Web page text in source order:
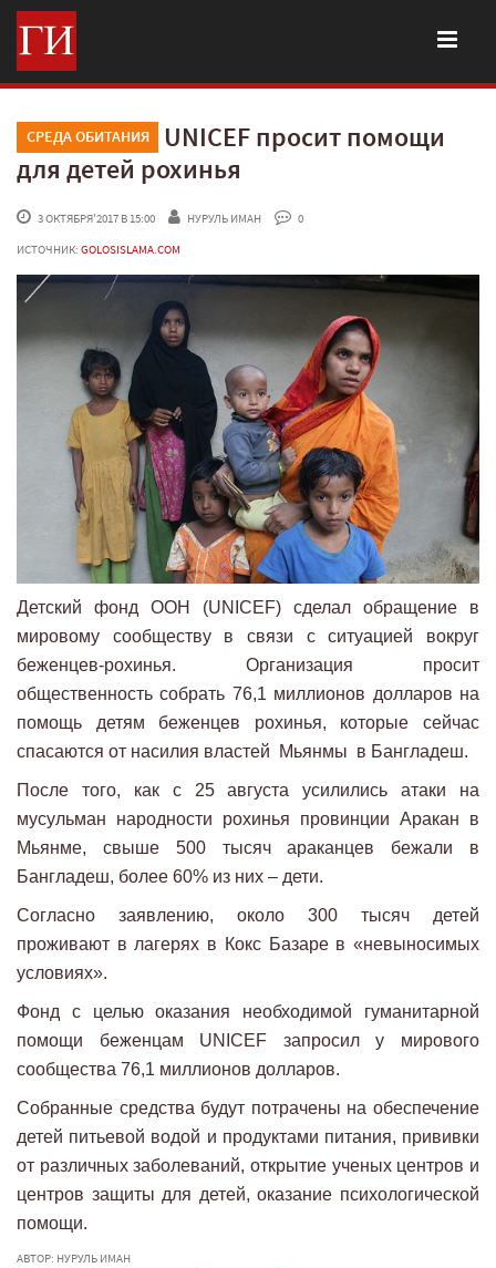
СРЕДА ОБИТАНИЯ
UNICEF просит помощи
для детей рохинья
3 ОКТЯБРЯ'2017 В 15:00 НУРУЛЬ ИМАН
0
ИСТОЧНИК: GOLOSISLAMA.COM
Детский фонд ООН (UNICEF) сделал обращение в
мировому сообществу в связи с ситуацией вокруг
беженцев-рохинья. Организация просит
общественность собрать 76,1 миллионов долларов на
помощь детям беженцев рохинья, которые сейчас
спасаются от насилия властей Мьянмы в Бангладеш.
После того, как с 25 августа усилились атаки на
мусульман народности рохинья провинции Аракан в
Мьянме, свыше 500 тысяч араканцев бежали в
Бангладеш, более 60% из них – дети.
Согласно заявлению, около 300 тысяч детей
проживают в лагерях в Кокс Базаре в «невыносимых
условиях».
Фонд с целью оказания необходимой гуманитарной
помощи беженцам UNICEF запросил у мирового
сообщества 76,1 миллионов долларов.
Собранные средства будут потрачены на обеспечение
детей питьевой водой и продуктами питания, прививки
от различных заболеваний, открытие ученых центров и
центров защиты для детей, оказание психологической
помощи.
АВТОР: НУРУЛЬ ИМАН